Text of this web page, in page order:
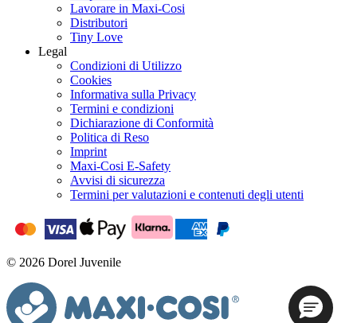
Lavorare in Maxi-Cosi
Distributori
Tiny Love
Legal
Condizioni di Utilizzo
Cookies
Informativa sulla Privacy
Termini e condizioni
Dichiarazione di Conformità
Politica di Reso
Imprint
Maxi-Cosi E-Safety
Avvisi di sicurezza
Termini per valutazioni e contenuti degli utenti
© 2026 Dorel Juvenile